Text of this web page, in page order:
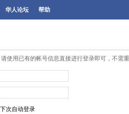
华人论坛 帮助
使用已有的帐号信息直接进行登录即可，不需
下次自动登录